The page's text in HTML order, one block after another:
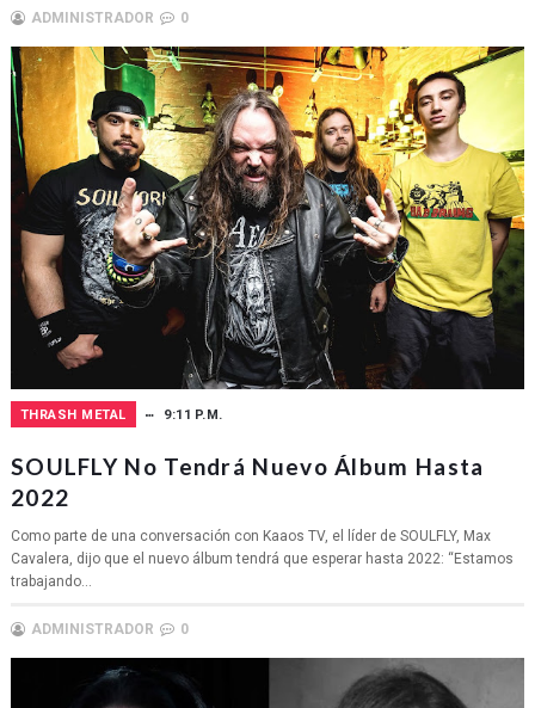
ADMINISTRADOR 0
THRASH METAL 9:11 P.M.
SOULFLY No Tendrá Nuevo Álbum Hasta
2022
Como parte de una conversación con Kaaos TV, el líder de SOULFLY, Max
Cavalera, dijo que el nuevo álbum tendrá que esperar hasta 2022: “Estamos
trabajando...
ADMINISTRADOR 0